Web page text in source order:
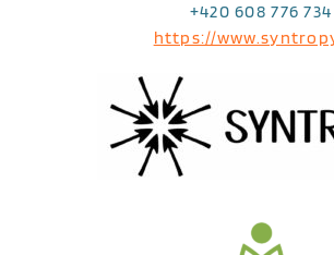
+420 608 776 734
https://